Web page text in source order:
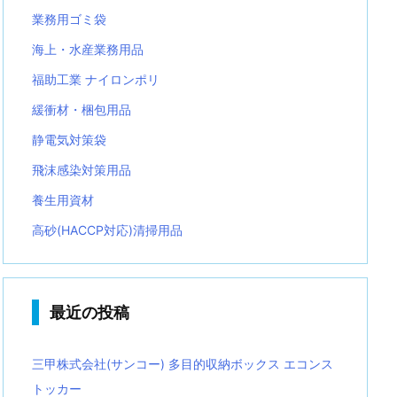
業務用ゴミ袋
海上・水産業務用品
福助工業 ナイロンポリ
緩衝材・梱包用品
静電気対策袋
飛沫感染対策用品
養生用資材
高砂(HACCP対応)清掃用品
最近の投稿
三甲株式会社(サンコー) 多目的収納ボックス エコンス
トッカー